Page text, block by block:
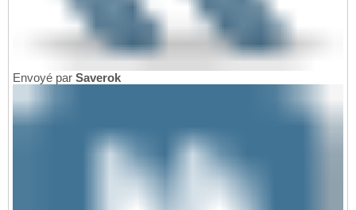
Envoyé par Saverok